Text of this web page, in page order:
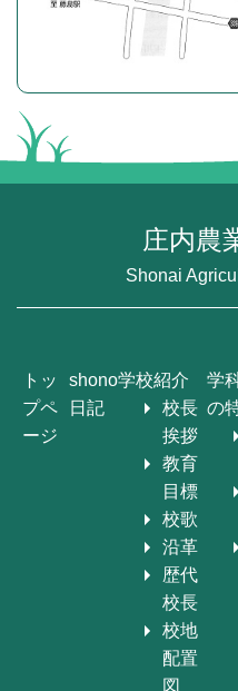
庄内農
Shonai
トッ
プペ
ージ
shono
日記
学校紹介
校長
挨拶
教育
目標
校歌
沿革
歴代
校長
校地
配置
図
学
の